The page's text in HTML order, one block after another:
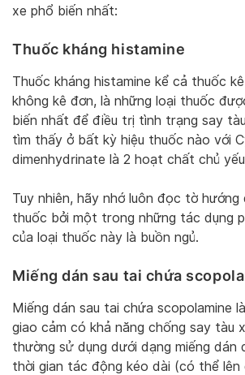
xe phổ biến nhất:
Thuốc kháng histamine
Thuốc kháng histamine kể cả thuốc
không kê đơn, là những loại thuốc
biến nhất để điều trị tình trạng say
tìm thấy ở bất kỳ hiệu thuốc nào với
dimenhydrinate là 2 hoạt chất chủ
Tuy nhiên, hãy nhớ luôn đọc tờ hướng
thuốc bởi một trong những tác dụng
của loại thuốc này là buồn ngủ.
Miếng dán sau tai chứa
Miếng dán sau tai chứa scopolamine
giao cảm có khả năng chống say tàu
thường sử dụng dưới dạng miếng dán
thời gian tác động kéo dài (có thể lên